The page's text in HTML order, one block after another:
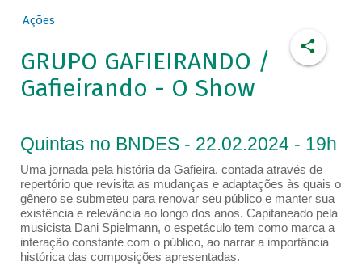
Ações
GRUPO GAFIEIRANDO /
Gafieirando - O Show
Quintas no BNDES - 22.02.2024 - 19h
Uma jornada pela história da Gafieira, contada através de
repertório que revisita as mudanças e adaptações às quais o
gênero se submeteu para renovar seu público e manter sua
existência e relevância ao longo dos anos. Capitaneado pela
musicista Dani Spielmann, o espetáculo tem como marca a
interação constante com o público, ao narrar a importância
histórica das composições apresentadas.